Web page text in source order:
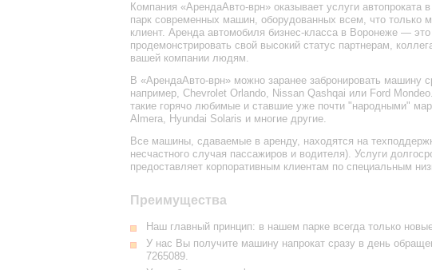
Компания «АрендаАвто-врн» оказывает услуги
парк современных машин, оборудованных всем, что только
клиент. Аренда автомобиля бизнес-класса в Воронеже —
продемонстрировать свой высокий статус партнерам,
вашей компании людям.
В «АрендаАвто-врн» можно заранее забронировать машину
например, Chevrolet Orlando, Nissan Qashqai или Ford
такие горячо любимые и ставшие уже почти "народными"
Almera, Hyundai Solaris и многие другие.
Все машины, сдаваемые в аренду, находятся на
несчастного случая пассажиров и водителя). Услуги
предоставляет корпоративным клиентам по специальным
Преимущества
Наш главный принцип: в нашем парке всегда только
У нас Вы получите машину напрокат сразу в день
7265089.